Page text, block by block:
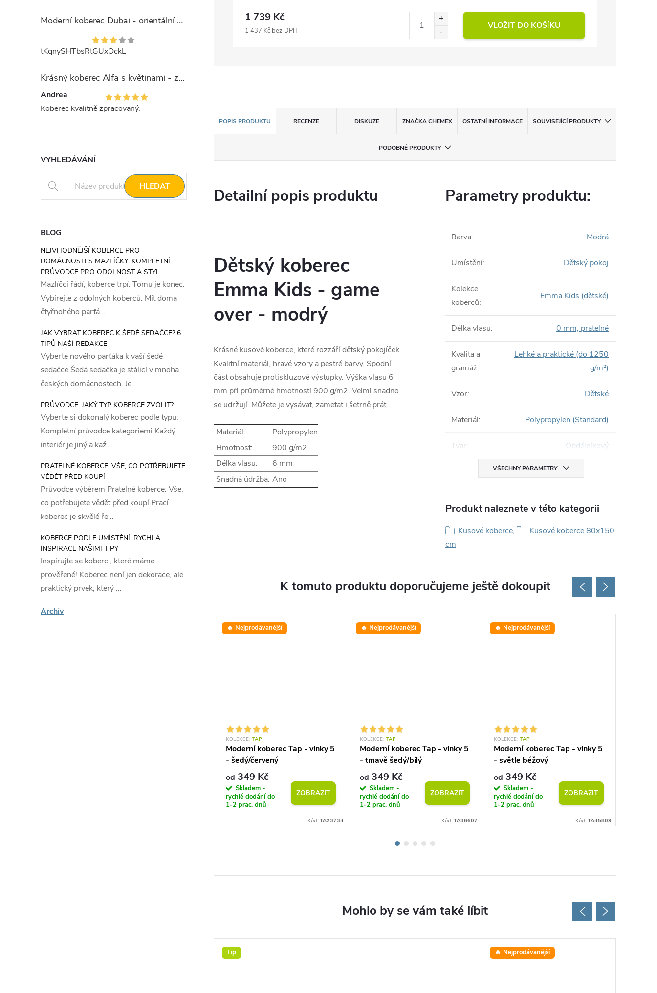
Moderní koberec Dubai - orientální 6 - červený
tKqnySHTbsRtGUxOckL
Krásný koberec Alfa s květinami - zelený
Andrea
Koberec kvalitně zpracovaný.
VYHLEDÁVÁNÍ
HLEDAT
BLOG
NEJVHODNĚJŠÍ KOBERCE PRO
DOMÁCNOSTI S MAZLÍČKY: KOMPLETNÍ
PRŮVODCE PRO ODOLNOST A STYL
Mazlíčci řádí, koberce trpí. Tomu je konec.
Vybírejte z odolných koberců. Mít doma
čtyřnohého parťá...
JAK VYBRAT KOBEREC K ŠEDÉ SEDAČCE? 6
TIPŮ NAŠÍ REDAKCE
Vyberte nového parťáka k vaší šedé
sedačce Šedá sedačka je stálicí v mnoha
českých domácnostech. Je...
PRŮVODCE: JAKÝ TYP KOBERCE ZVOLIT?
Vyberte si dokonalý koberec podle typu:
Kompletní průvodce kategoriemi Každý
interiér je jiný a kaž...
PRATELNÉ KOBERCE: VŠE, CO POTŘEBUJETE
VĚDĚT PŘED KOUPÍ
Průvodce výběrem Pratelné koberce: Vše,
co potřebujete vědět před koupí Prací
koberec je skvělé ře...
KOBERCE PODLE UMÍSTĚNÍ: RYCHLÁ
INSPIRACE NAŠIMI TIPY
Inspirujte se koberci, které máme
prověřené! Koberec není jen dekorace, ale
praktický prvek, který ...
Archiv
1 739 Kč
1 437 Kč bez DPH VLOŽIT DO KOŠÍKU
POPIS PRODUKTU RECENZE DISKUZE ZNAČKACHEMEX OSTATNÍ INFORMACE SOUVISEJÍCÍ PRODUKTY
PODOBNÉ PRODUKTY
Detailní popis produktu
Dětský koberec
Emma Kids - game
over - modrý
Krásné kusové koberce, které rozzáří dětský pokojíček.
Kvalitní materiál, hravé vzory a pestré barvy. Spodní
část obsahuje protiskluzové výstupky. Výška vlasu 6
mm při průměrné hmotnosti 900 g/m2. Velmi snadno
se udržují. Můžete je vysávat, zametat i šetrně prát.
Materiál:
Polypropylen
Hmotnost:
900 g/m2
Délka vlasu:
6 mm
Snadná údržba: Ano
Parametry produktu:
Barva: Modrá
Umístění: Dětský pokoj
Kolekce
koberců:
Emma Kids (dětské)
Délka vlasu: 0 mm, pratelné
Kvalita a
gramáž:
Lehké a praktické (do 1250
g/m²)
Vzor: Dětské
Materiál: Polypropylen (Standard)
Tvar: Obdélníkový
VŠECHNY PARAMETRY
Produkt naleznete v této kategorii
Kusové koberce,
Kusové koberce 80x150
cm
K tomuto produktu doporučujeme ještě dokoupit
🔥 Nejprodávanější
KOLEKCE: TAP
Moderní koberec Tap - vlnky 5
- šedý/červený
od 349 Kč
Skladem -
rychlé dodání do
1-2 prac. dnů
ZOBRAZIT
Kód: TA23734
🔥 Nejprodávanější
KOLEKCE: TAP
Moderní koberec Tap - vlnky 5
- tmavě šedý/bílý
od 349 Kč
Skladem -
rychlé dodání do
1-2 prac. dnů
ZOBRAZIT
Kód: TA36607
🔥 Nejprodávanější
KOLEKCE: TAP
Moderní koberec Tap - vlnky 5
- světle béžový
od 349 Kč
Skladem -
rychlé dodání do
1-2 prac. dnů
ZOBRAZIT
Kód: TA45809
Tip 🔥 Nejprodávanější